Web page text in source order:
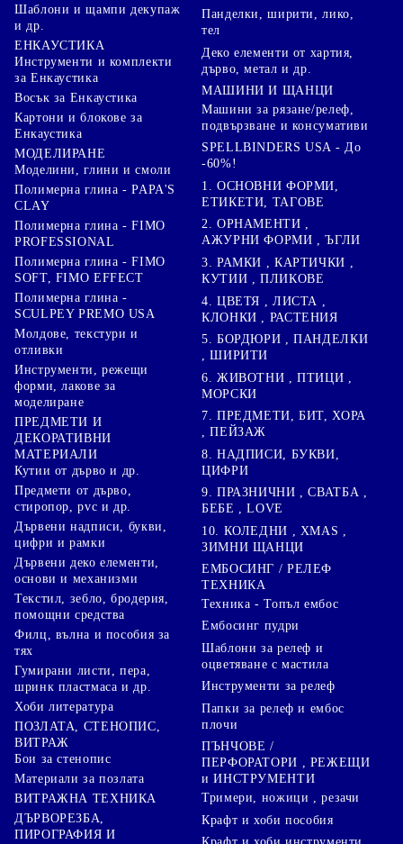
Шаблони и щампи декупаж
и др.
ЕНКАУСТИКА
Инструменти и комплекти
за Енкаустика
Восък за Енкаустика
Картони и блокове за
Енкаустика
МОДЕЛИРАНЕ
Моделини, глини и смоли
Полимерна глина - PAPA'S
CLAY
Полимерна глина - FIMO
PROFESSIONAL
Полимерна глина - FIMO
SOFT, FIMO EFFECT
Полимерна глина -
SCULPEY PREMO USA
Молдове, текстури и
отливки
Инструменти, режещи
форми, лакове за
моделиране
ПРЕДМЕТИ И
ДЕКОРАТИВНИ
МАТЕРИАЛИ
Кутии от дърво и др.
Предмети от дърво,
стиропор, pvc и др.
Дървени надписи, букви,
цифри и рамки
Дървени деко елементи,
основи и механизми
Текстил, зебло, бродерия,
помощни средства
Филц, вълна и пособия за
тях
Гумирани листи, пера,
шринк пластмаса и др.
Хоби литература
ПОЗЛАТА, СТЕНОПИС,
ВИТРАЖ
Бои за стенопис
Материали за позлата
ВИТРАЖНА ТЕХНИКА
ДЪРВОРЕЗБА,
ПИРОГРАФИЯ И
Панделки, ширити, лико,
тел
Деко елементи от хартия,
дърво, метал и др.
МАШИНИ И ЩАНЦИ
Машини за рязане/релеф,
подвързване и консумативи
SPELLBINDERS USA - До
-60%!
1. ОСНОВНИ ФОРМИ,
ЕТИКЕТИ, ТАГОВЕ
2. ОРНАМЕНТИ ,
АЖУРНИ ФОРМИ , ЪГЛИ
3. РАМКИ , КАРТИЧКИ ,
КУТИИ , ПЛИКОВЕ
4. ЦВЕТЯ , ЛИСТА ,
КЛОНКИ , РАСТЕНИЯ
5. БОРДЮРИ , ПАНДЕЛКИ
, ШИРИТИ
6. ЖИВОТНИ , ПТИЦИ ,
МОРСКИ
7. ПРЕДМЕТИ, БИТ, ХОРА
, ПЕЙЗАЖ
8. НАДПИСИ, БУКВИ,
ЦИФРИ
9. ПРАЗНИЧНИ , СВАТБА ,
БЕБЕ , LOVE
10. КОЛЕДНИ , XMAS ,
ЗИМНИ ЩАНЦИ
ЕМБОСИНГ / РЕЛЕФ
ТЕХНИКА
Техника - Топъл ембос
Ембосинг пудри
Шаблони за релеф и
оцветяване с мастила
Инструменти за релеф
Папки за релеф и ембос
плочи
ПЪНЧОВЕ /
ПЕРФОРАТОРИ , РЕЖЕЩИ
и ИНСТРУМЕНТИ
Тримери, ножици , резачи
Крафт и хоби пособия